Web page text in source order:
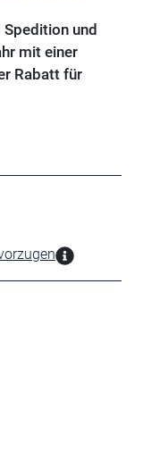
und
mit einer
Rabatt für